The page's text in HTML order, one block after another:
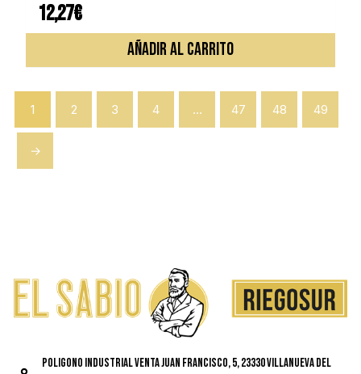
12,27€
AÑADIR AL CARRITO
1 2 3 4 … 47 48 49
→
Poligono Industrial Venta Juan Francisco, 5, 23330 Villanueva del